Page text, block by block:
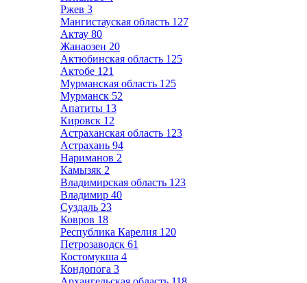
Ржев 3
Мангистауская область 127
Актау 80
Жанаозен 20
Актюбинская область 125
Актобе 121
Мурманская область 125
Мурманск 52
Апатиты 13
Кировск 12
Астраханская область 123
Астрахань 94
Нариманов 2
Камызяк 2
Владимирская область 123
Владимир 40
Суздаль 23
Ковров 18
Республика Карелия 120
Петрозаводск 61
Костомукша 4
Кондопога 3